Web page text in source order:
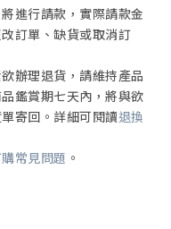
進行請款，實際請款金
訂單、缺貨或取消訂
辦理退貨，請維持產品
鑑賞期七天內，將與欲
寄回。詳細可閱讀退換
常見問題 。